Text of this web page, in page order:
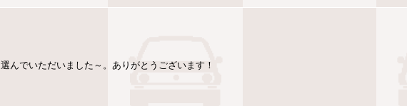
んでいただいました～。ありがとうございます！